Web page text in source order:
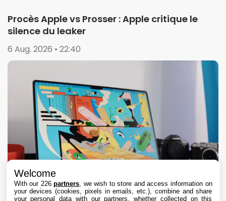
Procès Apple vs Prosser : Apple critique le
silence du leaker
6 Aug. 2026 • 22:40
Welcome
With our 226partners , we wish to store and access information on
your devices (cookies, pixels in emails, etc.), combine and share
your personal data with our partners, whether collected on this